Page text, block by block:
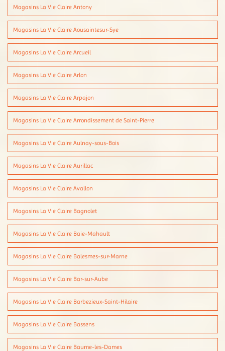
Magasins La Vie Claire Antony
Magasins La Vie Claire Aousaintesur-Sye
Magasins La Vie Claire Arcueil
Magasins La Vie Claire Arlon
Magasins La Vie Claire Arpajon
Magasins La Vie Claire Arrondissement de Saint-Pierre
Magasins La Vie Claire Aulnay-sous-Bois
Magasins La Vie Claire Aurillac
Magasins La Vie Claire Avallon
Magasins La Vie Claire Bagnolet
Magasins La Vie Claire Baie-Mahault
Magasins La Vie Claire Balesmes-sur-Marne
Magasins La Vie Claire Bar-sur-Aube
Magasins La Vie Claire Barbezieux-Saint-Hilaire
Magasins La Vie Claire Bassens
Magasins La Vie Claire Baume-les-Dames